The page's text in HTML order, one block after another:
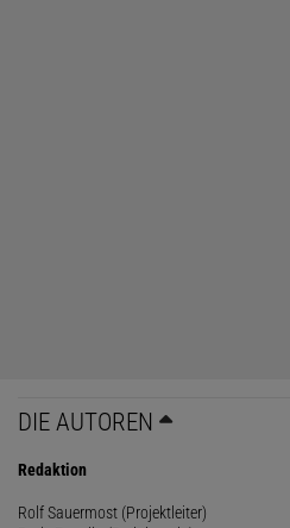
DIE AUTOREN
Redaktion
Rolf Sauermost (Projektleiter)